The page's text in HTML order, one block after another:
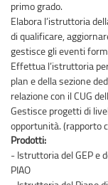
primo grado.
Elabora l’istruttoria
di qualificare,
gestisce gli eventi
Effettua l’istruttoria
plan e della sezione
relazione con il CUG
Gestisce progetti di
opportunità. (rapporto
Prodotti:
- Istruttoria del GEP e
PIAO